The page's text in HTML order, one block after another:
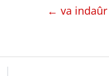
← va indaûr